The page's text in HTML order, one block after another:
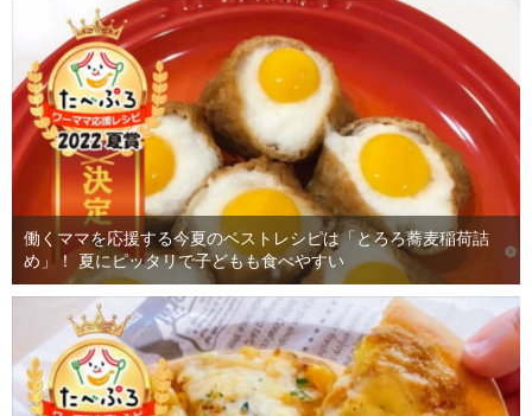
働くママを応援する今夏のベストレシピは「とろろ蕎麦稲荷詰
め」！ 夏にピッタリで子どもも食べやすい